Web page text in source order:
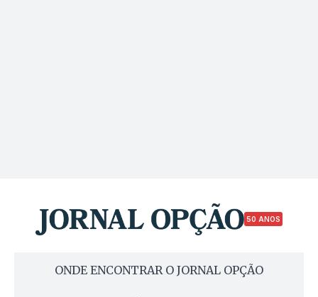
50 ANOS
ONDE ENCONTRAR O JORNAL OPÇÃO